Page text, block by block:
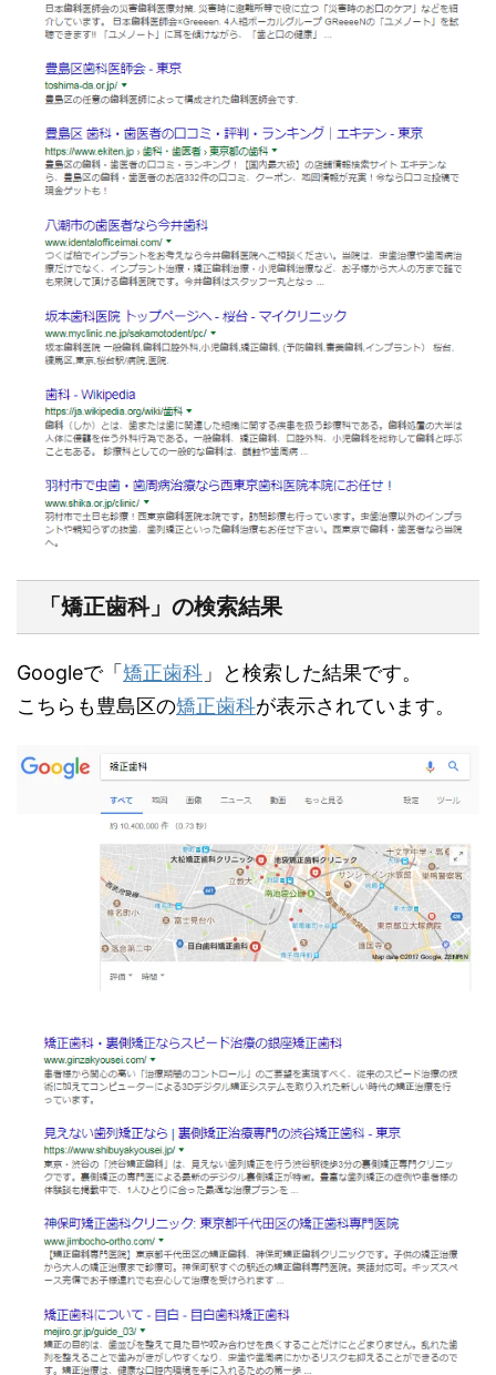
「矯正歯科」の検索結果
Googleで「 矯正歯科 」と検索した結果です。
こちらも豊島区の矯正歯科が表示されています。